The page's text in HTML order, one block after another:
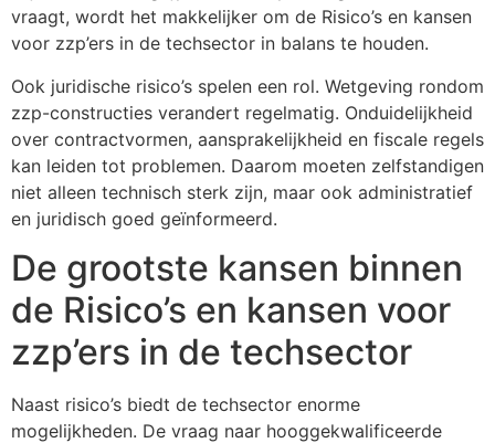
vraagt, wordt het makkelijker om de Risico’s en kansen
voor zzp’ers in de techsector in balans te houden.
Ook juridische risico’s spelen een rol. Wetgeving rondom
zzp-constructies verandert regelmatig. Onduidelijkheid
over contractvormen, aansprakelijkheid en fiscale regels
kan leiden tot problemen. Daarom moeten zelfstandigen
niet alleen technisch sterk zijn, maar ook administratief
en juridisch goed geïnformeerd.
De grootste kansen binnen
de Risico’s en kansen voor
zzp’ers in de techsector
Naast risico’s biedt de techsector enorme
mogelijkheden. De vraag naar hooggekwalificeerde